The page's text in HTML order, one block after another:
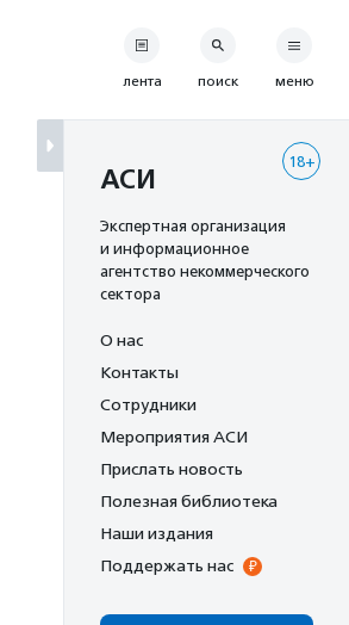
лента поиск меню
18+
АСИ
Экспертная организация
и информационное
агентство некоммерческого
сектора
О нас
Контакты
Сотрудники
Мероприятия АСИ
Прислать новость
Полезная библиотека
Наши издания
Поддержать нас